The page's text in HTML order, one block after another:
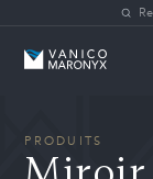
Skip to main content
Vanico-Maronyx
PRODUITS